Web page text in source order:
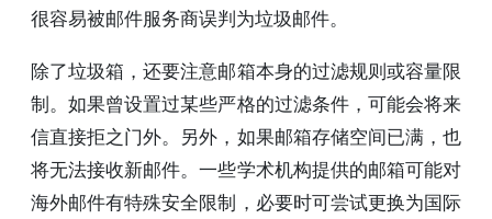
很容易被邮件服务商误判为垃圾邮件。
除了垃圾箱，还要注意邮箱本身的过滤规则或容量限
制。如果曾设置过某些严格的过滤条件，可能会将来
信直接拒之门外。另外，如果邮箱存储空间已满，也
将无法接收新邮件。一些学术机构提供的邮箱可能对
海外邮件有特殊安全限制，必要时可尝试更换为国际